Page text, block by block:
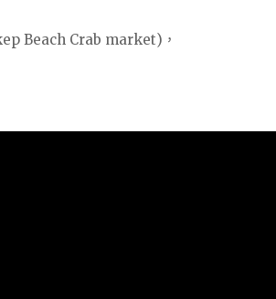
Beach Crab market)，